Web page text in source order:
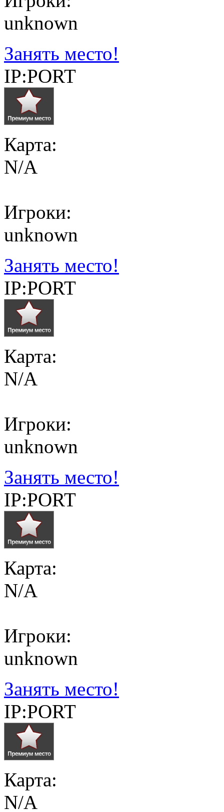
unknown
Занять место!
IP:PORT
Карта:
N/A
Игроки:
unknown
Занять место!
IP:PORT
Карта:
N/A
Игроки:
unknown
Занять место!
IP:PORT
Карта:
N/A
Игроки:
unknown
Занять место!
IP:PORT
Карта:
N/A